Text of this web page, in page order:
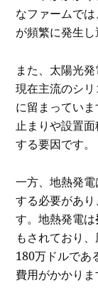
なファームで
が頻繁に発生し
また、太陽光
現在主流のシ
に留まってい
止まりや設置
する要因です。
一方、地熱発
する必要があ
す。地熱発電は
もされており
180万ドルであ
費用がかかりま